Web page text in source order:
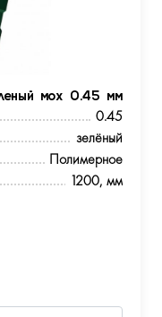
мох 0.45 мм
0.45
зелёный
Полимерное
1200, мм